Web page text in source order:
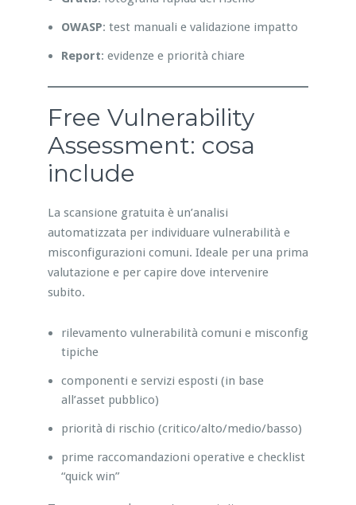
OWASP: test manuali e validazione impatto
Report: evidenze e priorità chiare
Free Vulnerability
Assessment: cosa
include
La scansione gratuita è un’analisi
automatizzata per individuare vulnerabilità e
misconfigurazioni comuni. Ideale per una prima
valutazione e per capire dove intervenire
subito.
rilevamento vulnerabilità comuni e misconfig
tipiche
componenti e servizi esposti (in base
all’asset pubblico)
priorità di rischio (critico/alto/medio/basso)
prime raccomandazioni operative e checklist
“quick win”